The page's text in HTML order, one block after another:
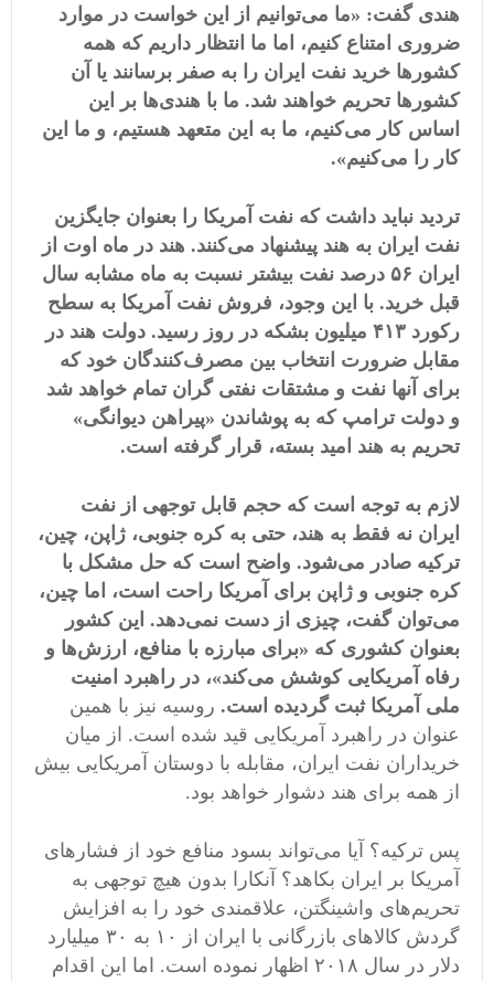
هندی گفت: «ما می‌توانیم از این خواست‌ در موارد
ضروری امتناع کنیم، اما ما انتظار داریم که همه
کشورها خرید نفت ایران را به صفر برسانند یا آن
کشورها تحریم خواهند شد. ما با هندی‌ها بر این
اساس کار می‌کنیم، ما به این متعهد هستیم، و ما این
کار را می‌کنیم».
تردید نباید داشت که نفت آمریکا را بعنوان جایگزین
نفت ایران به هند پیشنهاد می‌کنند. هند در ماه اوت از
ایران ۵۶ درصد نفت بیشتر نسبت به ماه مشابه سال
قبل خرید. با این وجود، فروش نفت آمریکا به سطح
رکورد ۴١٣ میلیون بشکه در روز رسید. دولت هند در
مقابل ضرورت انتخاب بین مصرف‌کنندگان خود که
برای آنها نفت و مشتقات نفتی گران تمام خواهد شد
و دولت ترامپ که به پوشاندن «پیراهن دیوانگی»
تحریم به هند امید بسته، قرار گرفته است.
لازم به توجه است که حجم قابل توجهی از نفت
ایران نه فقط به هند، حتی به کره جنوبی، ژاپن، چین،
ترکیه صادر می‌شود. واضح است که حل مشکل با
کره جنوبی و ژاپن برای آمریکا راحت است، اما چین،
می‌توان گفت، چیزی از دست نمی‌دهد. این کشور
بعنوان کشوری که «برای مبارزه با منافع، ارزش‌ها و
رفاه آمریکایی کوشش می‌کند»، در راهبرد امنیت
ملی آمریکا ثبت گردیده است. روسیه نیز با همین
عنوان در راهبرد آمریکایی قید شده است. از میان
خریداران نفت ایران، مقابله با دوستان آمریکایی بیش
از همه برای هند دشوار خواهد بود.
پس ترکیه؟ آیا می‌تواند بسود منافع خود از فشارهای
آمریکا بر ایران بکاهد؟ آنکارا بدون هیچ توجهی به
تحریم‌های واشینگتن، علاقمندی خود را به افزایش
گردش کالاهای بازرگانی با ایران از ١٠ به ٣٠ میلیارد
دلار در سال ۲٠١۸ اظهار نموده است. اما این اقدام